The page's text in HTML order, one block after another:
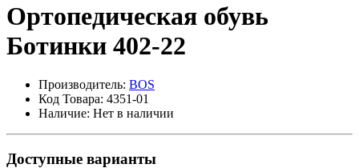
Ортопедическая обувь
Ботинки 402-22
Производитель: BOS
Код Товара: 4351-01
Наличие: Нет в наличии
Доступные варианты